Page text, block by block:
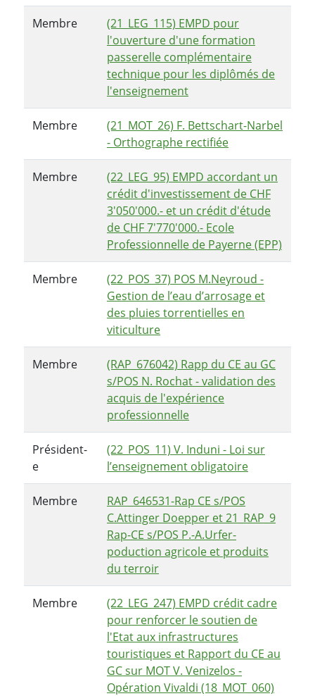
Membre
(21_LEG_115) EMPD pour
l'ouverture d'une formation
passerelle complémentaire
technique pour les diplômés de
l'enseignement
Membre
(21_MOT_26) F. Bettschart-Narbel
- Orthographe rectifiée
Membre
(22_LEG_95) EMPD accordant un
crédit d'investissement de CHF
3'050'000.- et un crédit d'étude
de CHF 7'770'000.- Ecole
Professionnelle de Payerne (EPP)
Membre
(22_POS_37) POS M.Neyroud -
Gestion de l’eau d’arrosage et
des pluies torrentielles en
viticulture
Membre
(RAP_676042) Rapp du CE au GC
s/POS N. Rochat - validation des
acquis de l'expérience
professionnelle
Président-
e
(22_POS_11) V. Induni - Loi sur
l’enseignement obligatoire
Membre
RAP_646531-Rap CE s/POS
C.Attinger Doepper et 21_RAP_9
Rap-CE s/POS P.-A.Urfer-
poduction agricole et produits
du terroir
Membre
(22_LEG_247) EMPD crédit cadre
pour renforcer le soutien de
l'Etat aux infrastructures
touristiques et Rapport du CE au
GC sur MOT V. Venizelos -
Opération Vivaldi (18_MOT_060)